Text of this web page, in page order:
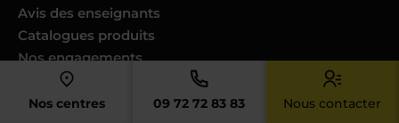
Nos centres 09 72 72 83 83 Nous contacter
Avis des enseignants
Catalogues produits
Nos engagements
Nous joindre
Devenir enseignant